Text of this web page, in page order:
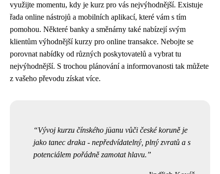
využijte momentu, kdy je kurz pro vás nejvýhodnější. Existuje
řada online nástrojů a mobilních aplikací, které vám s tím
pomohou. Některé banky a směnárny také nabízejí svým
klientům výhodnější kurzy pro online transakce. Nebojte se
porovnat nabídky od různých poskytovatelů a vybrat tu
nejvýhodnější. S trochou plánování a informovanosti tak můžete
z vašeho převodu získat více.
Vývoj kurzu čínského jüanu vůči české koruně je
jako tanec draka - nepředvídatelný, plný zvratů a s
potenciálem pořádně zamotat hlavu.